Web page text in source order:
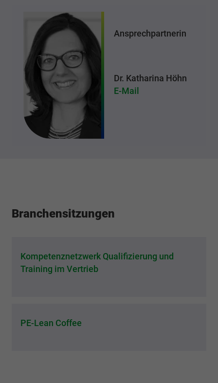
Ansprechpartnerin
Dr. Katharina Höhn
E-Mail
Branchensitzungen
Kompetenznetzwerk Qualifizierung und
Training im Vertrieb
PE-Lean Coffee